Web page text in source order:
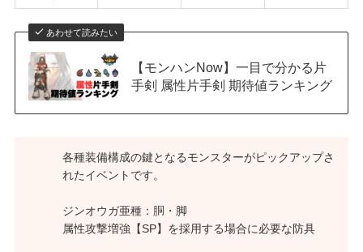
あわせて読みたい
【モンハンNow】一目で分かる片
手剣 属性片手剣 期待値ランキング
各種装備構成の鍵となるモンスターがピックアップさ
れたイベントです。
ジンオウガ亜種：胴・脚
属性攻撃増強【SP】を採用する場合に必要な防具